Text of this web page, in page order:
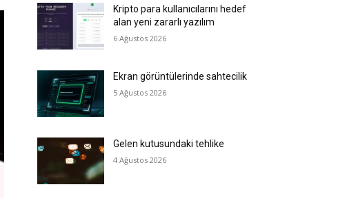
Kripto para kullanıcılarını hedef
alan yeni zararlı yazılım
6 Ağustos 2026
Ekran görüntülerinde sahtecilik
5 Ağustos 2026
Gelen kutusundaki tehlike
4 Ağustos 2026